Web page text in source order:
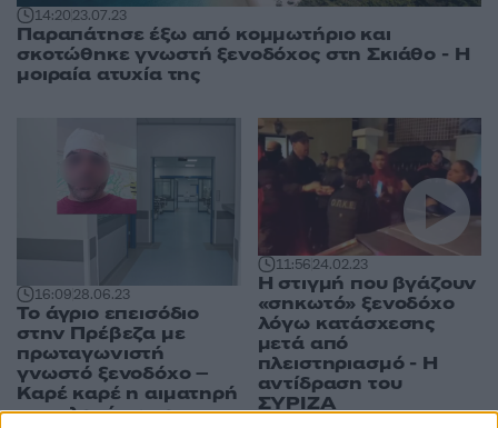
14:2023.07.23
Παραπάτησε έξω από κομμωτήριο και
σκοτώθηκε γνωστή ξενοδόχος στη Σκιάθο - Η
μοιραία ατυχία της
16:0928.06.23
Το άγριο επεισόδιο
στην Πρέβεζα με
πρωταγωνιστή
γνωστό ξενοδόχο –
Καρέ καρέ η αιματηρή
συμπλοκή με τους
11:5624.02.23
Η στιγμή που βγάζουν
«σηκωτό» ξενοδόχο
λόγω κατάσχεσης
μετά από
πλειστηριασμό - Η
αντίδραση του
ΣΥΡΙΖΑ